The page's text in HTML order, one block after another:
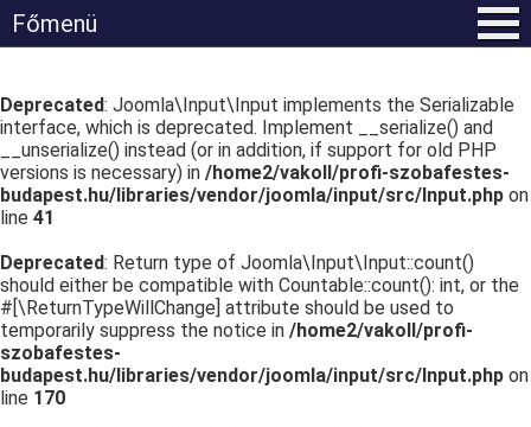
Deprecated: Joomla\Input\Input implements the Serializable
interface, which is deprecated. Implement __serialize() and
__unserialize() instead (or in addition, if support for old PHP
versions is necessary) in /home2/vakoll/profi-szobafestes-
budapest.hu/libraries/vendor/joomla/input/src/Input.php on
line 41
Deprecated: Return type of Joomla\Input\Input::count()
should either be compatible with Countable::count(): int, or the
#[\ReturnTypeWillChange] attribute should be used to
temporarily suppress the notice in /home2/vakoll/profi-
szobafestes-
budapest.hu/libraries/vendor/joomla/input/src/Input.php on
line 170
Főmenü